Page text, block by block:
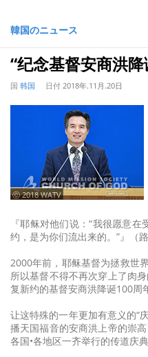
韓国のニュース
“纪念基督安商洪
国 韩国 日付 2018年.11月.20日
ⓒ 2018 WATV
『耶稣对他们说：“我很愿意
约，是为你们流出来的。”』（
2000年前，耶稣基督为拯救世
所以基督不得不再次穿上了肉
复新约的基督安商洪降诞100周
让这特殊的一年更加有意义的“
播天国福音的安商洪上帝的崇
各国•各地区一齐举行的传道庆